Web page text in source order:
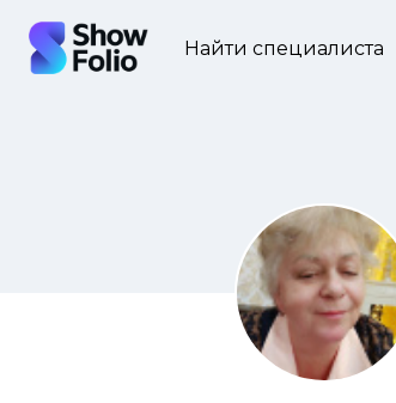
Найти специалиста